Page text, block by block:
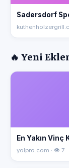
Sadersdorf
🔥 Yeni
En Yakın Vinç
yolpro.com · 👁 7